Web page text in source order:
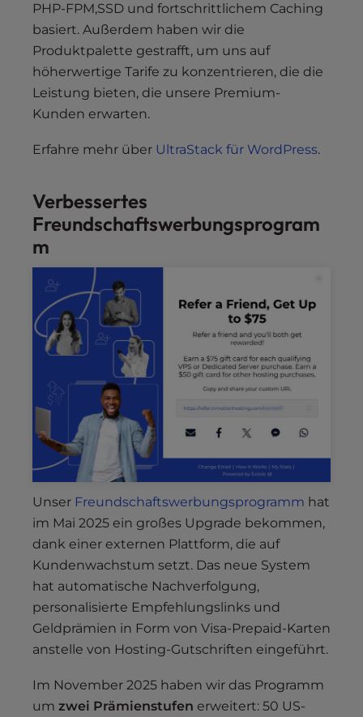
PHP-FPM,SSD und fortschrittlichem Caching
basiert. Außerdem haben wir die
Produktpalette gestrafft, um uns auf
höherwertige Tarife zu konzentrieren, die die
Leistung bieten, die unsere Premium-
Kunden erwarten.
Erfahre mehr über UltraStack für WordPress.
Verbessertes
Freundschaftswerbungsprogram
m
Unser Freundschaftswerbungsprogramm hat
im Mai 2025 ein großes Upgrade bekommen,
dank einer externen Plattform, die auf
Kundenwachstum setzt. Das neue System
hat automatische Nachverfolgung,
personalisierte Empfehlungslinks und
Geldprämien in Form von Visa-Prepaid-Karten
anstelle von Hosting-Gutschriften eingeführt.
Im November 2025 haben wir das Programm
um zwei Prämienstufen erweitert: 50 US-